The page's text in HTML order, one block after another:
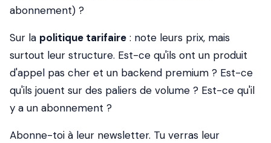
abonnement) ?
Sur la politique tarifaire : note leurs prix, mais
surtout leur structure. Est-ce qu'ils ont un produit
d'appel pas cher et un backend premium ? Est-ce
qu'ils jouent sur des paliers de volume ? Est-ce qu'il
y a un abonnement ?
Abonne-toi à leur newsletter. Tu verras leur